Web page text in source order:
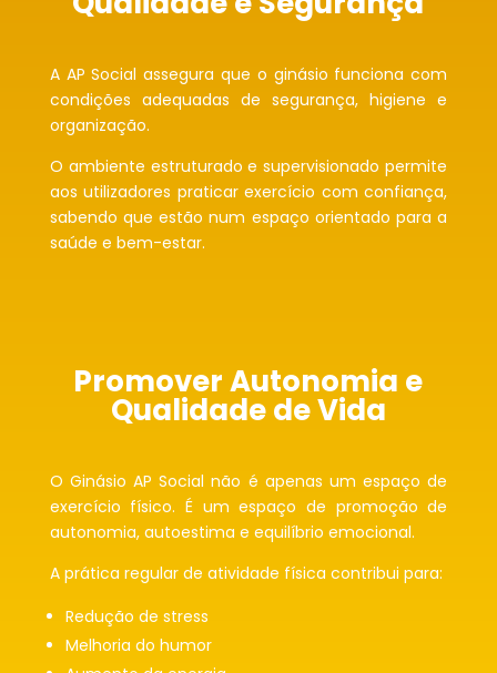
A AP Social assegura que o ginásio funciona com
condições adequadas de segurança, higiene e
organização.
O ambiente estruturado e supervisionado permite
aos utilizadores praticar exercício com confiança,
sabendo que estão num espaço orientado para a
saúde e bem-estar.
Promover Autonomia e
Qualidade de Vida
O Ginásio AP Social não é apenas um espaço de
exercício físico. É um espaço de promoção de
autonomia, autoestima e equilíbrio emocional.
A prática regular de atividade física contribui para:
Redução de stress
Melhoria do humor